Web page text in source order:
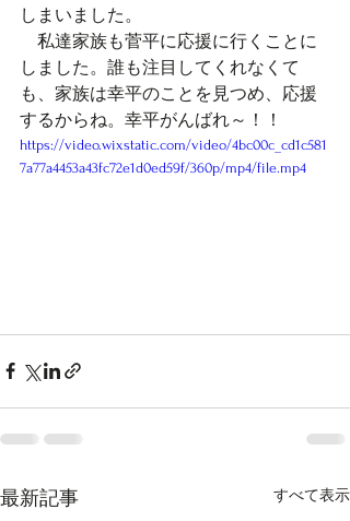
しまいました。
私達家族も菅平に応援に行くことに
しました。誰も注目してくれなくて
も、家族は幸平のことを見つめ、応援
するからね。幸平がんばれ～！！
https://video.wixstatic.com/video/4bc00c_cd1c581
7a77a4453a43fc72e1d0ed59f/360p/mp4/file.mp4
最新記事 すべて表示